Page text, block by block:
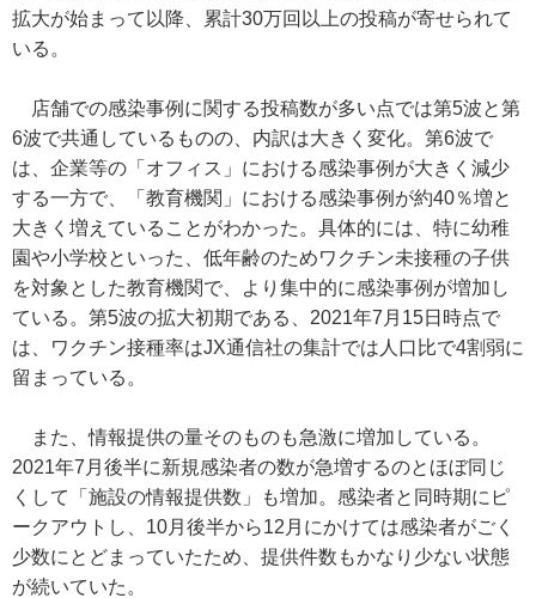
拡大が始まって以降、累計30万回以上の投稿が寄せられて
いる。
店舗での感染事例に関する投稿数が多い点では第5波と第
6波で共通しているものの、内訳は大きく変化。第6波で
は、企業等の「オフィス」における感染事例が大きく減少
する一方で、「教育機関」における感染事例が約40％増と
大きく増えていることがわかった。具体的には、特に幼稚
園や小学校といった、低年齢のためワクチン未接種の子供
を対象とした教育機関で、より集中的に感染事例が増加し
ている。第5波の拡大初期である、2021年7月15日時点で
は、ワクチン接種率はJX通信社の集計では人口比で4割弱に
留まっている。
また、情報提供の量そのものも急激に増加している。
2021年7月後半に新規感染者の数が急増するのとほぼ同じ
くして「施設の情報提供数」も増加。感染者と同時期にピ
ークアウトし、10月後半から12月にかけては感染者がごく
少数にとどまっていたため、提供件数もかなり少ない状態
が続いていた。